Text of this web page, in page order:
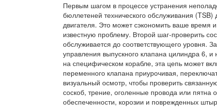
Первым шагом в процессе устранения
бюллетеней технического обслуживания (TSB)
двигателя. Это может сэкономить ваше время
известную проблему. Второй шаг-проверить
обслуживается до соответствующего уровня.
управления выпускного клапана цилиндра 6,
на специфическом корабле, эта цепь может
переменного клапана приурочивая,
визуальный осмотр, чтобы проверить
соскоб, трение, оголенные провода или
обеспеченности, корозии и поврежденных